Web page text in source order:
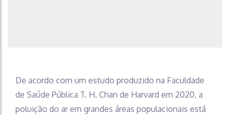
De acordo com um estudo produzido na Faculdade
de Saúde Pública T. H. Chan de Harvard em 2020, a
poluição do ar em grandes áreas populacionais está